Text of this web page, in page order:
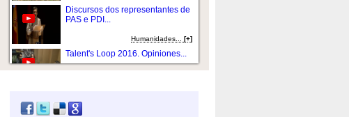
Discursos dos representantes de
PAS e PDI...
Humanidades...[+]
Talent's Loop 2016. Opiniones...
Enrique...